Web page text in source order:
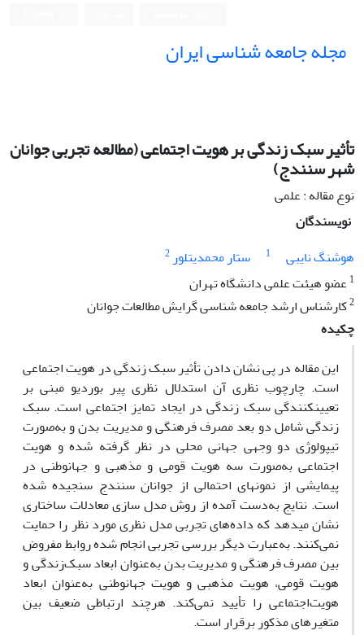
مجله جامعه شناسی ایران
تأثیر سبک زندگی بر هویت اجتماعی (مطالعه تجربی جوانان
شهر سنندج)
نوع مقاله : علمی
نویسندگان
هوشنگ نایبی
1 ستار محمدی‏تلور2
1 عضو هیئت علمی دانشگاه تهران
2کارشناس ارشد جامعه ‏شناسی گرایش مطالعات جوانان
چکیده
این مقاله در پی نشان دادن تأثیر سبک زندگی در هویت اجتماعی
است. چارچوب نظری آن استدلال نظری پیر بوردیو مبنی بر
تعیین‏کنندگی سبک زندگی در ایجاد تمایز اجتماعی است. سبک
زندگی شامل دو بعد مصرف فرهنگی و مدیریت بدن و به‌صورت
تیپولوژی دو وجهی جهانی محلی در نظر گرفته شده و هویت
اجتماعی به‌صورت سه هویت قومی و مذهبی و جهان‏وطنی در
پیمایشی از نمونه‏ای احتمالی از جوانان سنندج سنجیده شده
است. نتایج به‌دست آمده از روش مدل سازی معادلات ساختاری
نشان می‏دهد که داده‌های تجربی مدل نظری مورد نظر را حمایت
نمی‌کنند. به‌عبارت دیگر بررسی تجربی انجام شده روابط مفروض
بین مصرف فرهنگی و مدیریت بدن به‌عنوان ابعاد سبک‌زندگی و
هویت قومی، هویت مذهبی و هویت جهان‏وطنی به‌عنوان ابعاد
هویت‌اجتماعی را تأیید نمی‌کند. هرچند ارتباطی ضعیف بین
متغیرهای مذکور برقرار است.